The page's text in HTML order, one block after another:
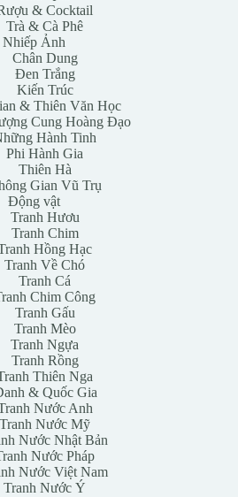
& Cocktail
Trà & Cà Phê
Nhiếp Ảnh
Chân Dung
Đen Trắng
Kiến Trúc
& Thiên Văn Học
Cung Hoàng Đạo
Hành Tinh
Phi Hành Gia
Thiên Hà
Gian Vũ Trụ
Động vật
Tranh Hươu
Tranh Chim
Hồng Hạc
Tranh Về Chó
Tranh Cá
Chim Công
Tranh Gấu
Tranh Mèo
Tranh Ngựa
Tranh Rồng
Thiên Nga
& Quốc Gia
Nước Anh
Tranh Nước Mỹ
Nước Nhật Bản
Nước Pháp
Nước Việt Nam
Tranh Nước Ý